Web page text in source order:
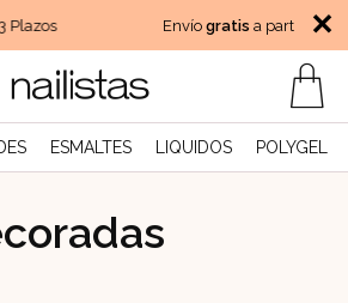
Plazos Envíogratisa partir de✕
ESMALTES LIQUIDOS POLYGEL